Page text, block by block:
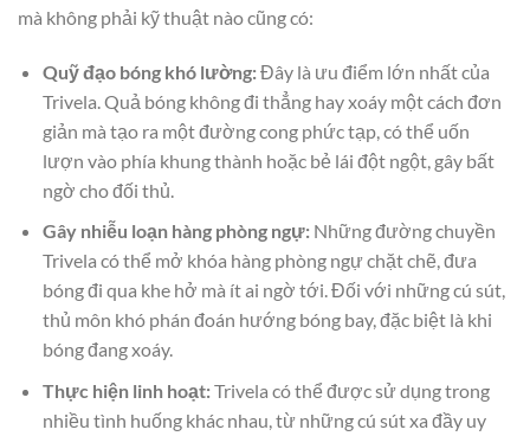
mà không phải kỹ thuật nào cũng có:
Quỹ đạo bóng khó lường:Đây là ưu điểm lớn nhất của
Trivela. Quả bóng không đi thẳng hay xoáy một cách đơn
giản mà tạo ra một đường cong phức tạp, có thể uốn
lượn vào phía khung thành hoặc bẻ lái đột ngột, gây bất
ngờ cho đối thủ.
Gây nhiễu loạn hàng phòng ngự:Những đường chuyền
Trivela có thể mở khóa hàng phòng ngự chặt chẽ, đưa
bóng đi qua khe hở mà ít ai ngờ tới. Đối với những cú sút,
thủ môn khó phán đoán hướng bóng bay, đặc biệt là khi
bóng đang xoáy.
Thực hiện linh hoạt:Trivela có thể được sử dụng trong
nhiều tình huống khác nhau, từ những cú sút xa đầy uy